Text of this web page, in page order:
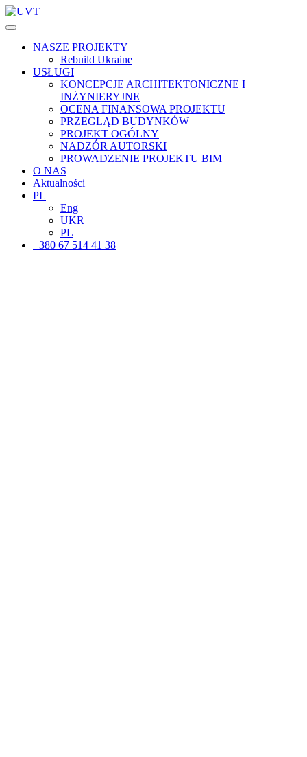
NASZE PROJEKTY
Rebuild Ukraine
USŁUGI
KONCEPCJE ARCHITEKTONICZNE I
INŻYNIERYJNE
OCENA FINANSOWA PROJEKTU
PRZEGLĄD BUDYNKÓW
PROJEKT OGÓLNY
NADZÓR AUTORSKI
PROWADZENIE PROJEKTU BIM
O NAS
Aktualności
PL
Eng
UKR
PL
+380 67 514 41 38